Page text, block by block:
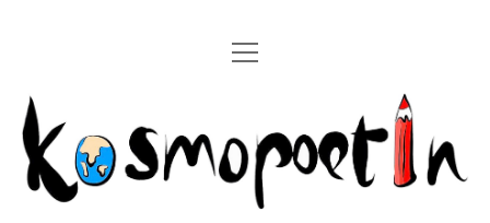
REISEREPORTAGEN
REISEPOESIE
REISEKOLUMNEN
Menü
öffnen
Kosmopoetin